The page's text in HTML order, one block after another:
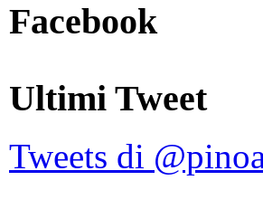
Facebook
Ultimi Tweet
Tweets di